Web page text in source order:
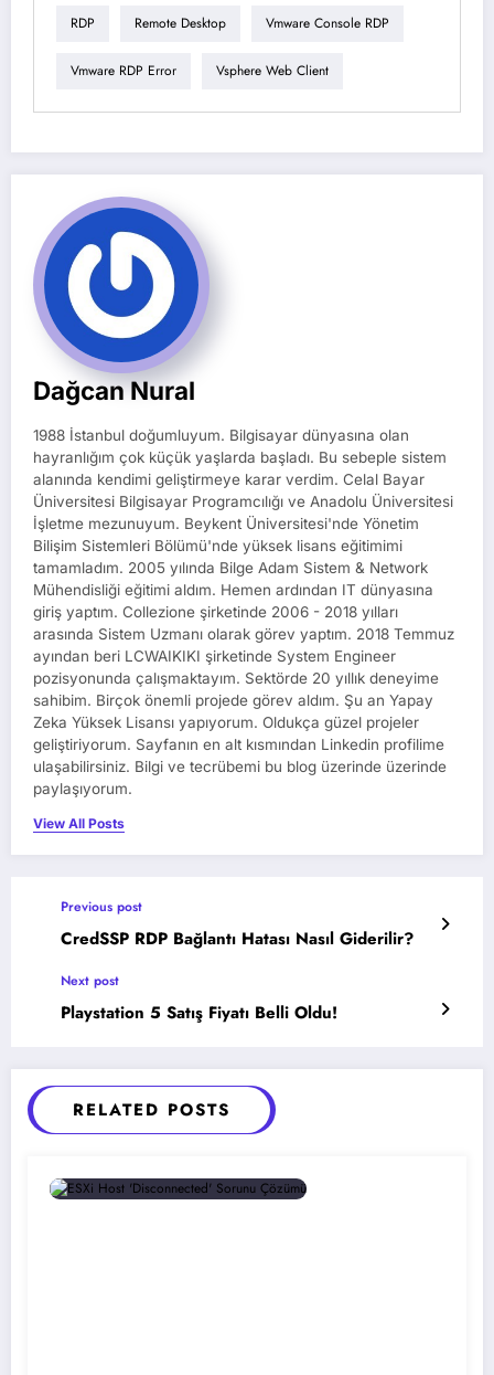
RDP Remote Desktop Vmware Console RDP
Vmware RDP Error Vsphere Web Client
Dağcan Nural
1988 İstanbul doğumluyum. Bilgisayar dünyasına olan
hayranlığım çok küçük yaşlarda başladı. Bu sebeple sistem
alanında kendimi geliştirmeye karar verdim. Celal Bayar
Üniversitesi Bilgisayar Programcılığı ve Anadolu Üniversitesi
İşletme mezunuyum. Beykent Üniversitesi'nde Yönetim
Bilişim Sistemleri Bölümü'nde yüksek lisans eğitimimi
tamamladım. 2005 yılında Bilge Adam Sistem & Network
Mühendisliği eğitimi aldım. Hemen ardından IT dünyasına
giriş yaptım. Collezione şirketinde 2006 - 2018 yılları
arasında Sistem Uzmanı olarak görev yaptım. 2018 Temmuz
ayından beri LCWAIKIKI şirketinde System Engineer
pozisyonunda çalışmaktayım. Sektörde 20 yıllık deneyime
sahibim. Birçok önemli projede görev aldım. Şu an Yapay
Zeka Yüksek Lisansı yapıyorum. Oldukça güzel projeler
geliştiriyorum. Sayfanın en alt kısmından Linkedin profilime
ulaşabilirsiniz. Bilgi ve tecrübemi bu blog üzerinde üzerinde
paylaşıyorum.
View All Posts
Previous post
CredSSP RDP Bağlantı Hatası Nasıl Giderilir?
Next post
Playstation 5 Satış Fiyatı Belli Oldu!
RELATED POSTS